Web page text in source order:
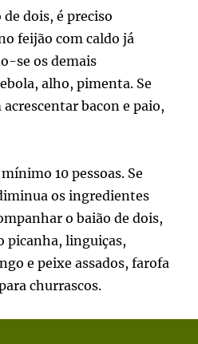
dois, é preciso
feijão com caldo já
se os demais
alho, pimenta. Se
bacon e paio,
10 pessoas. Se
os ingredientes
o baião de dois,
picanha, linguiças,
e peixe assados, farofa
churrascos.